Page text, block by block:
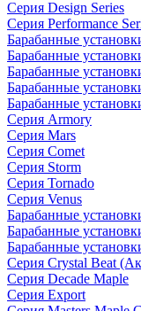
Серия Design Series
Серия Performance
Барабанные
Барабанные
Барабанные
Барабанные
Барабанные
Серия Armory
Серия Mars
Серия Comet
Серия Storm
Серия Tornado
Серия Venus
Барабанные
Барабанные
Барабанные
Серия Crystal Beat
Серия Decade Maple
Серия Export